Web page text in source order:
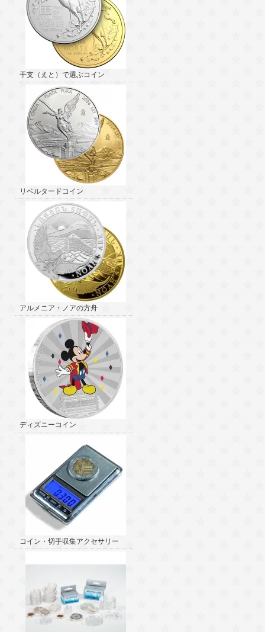
干支（えと）で選ぶコイン
リベルタードコイン
アルメニア・ノアの方舟
ディズニーコイン
コイン・切手収集アクセサリー